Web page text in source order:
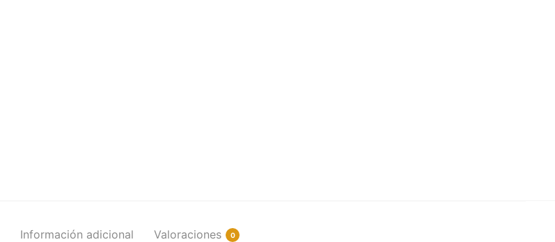
Información adicional Valoraciones 0